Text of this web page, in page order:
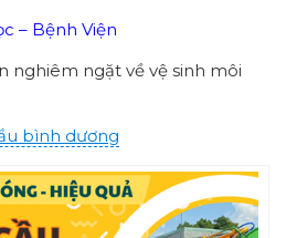
– Bệnh Viện
nghiêm ngặt về vệ sinh môi
bình dương